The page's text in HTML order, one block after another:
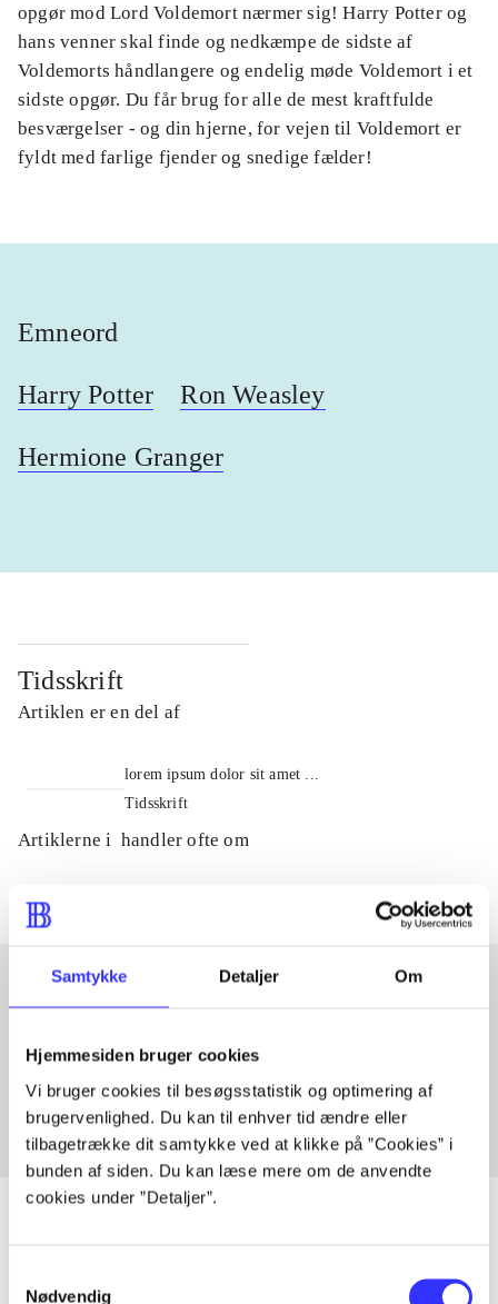
Samtykke Detaljer Om
Hjemmesiden bruger cookies
Vi bruger cookies til besøgsstatistik og optimering af
brugervenlighed. Du kan til enhver tid ændre eller
tilbagetrække dit samtykke ved at klikke på ”Cookies” i
bunden af siden. Du kan læse mere om de anvendte
cookies under ”Detaljer”.
Nødvendig
opgør mod Lord Voldemort nærmer sig! Harry Potter og
hans venner skal finde og nedkæmpe de sidste af
Voldemorts håndlangere og endelig møde Voldemort i et
sidste opgør. Du får brug for alle de mest kraftfulde
besværgelser - og din hjerne, for vejen til Voldemort er
fyldt med farlige fjender og snedige fælder!
Emneord
Harry Potter Ron Weasley
Hermione Granger
Tidsskrift
Artiklen er en del af
lorem ipsum dolor sit amet ...
Tidsskrift
Artiklerne i handler ofte om
Fra
Artikler